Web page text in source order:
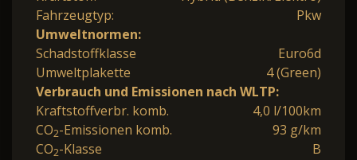
Fahrzeugtyp:
Pkw
Umweltnormen:
Schadstoffklasse
Euro6d
Umweltplakette
4 (Green)
Verbrauch und Emissionen nach WLTP:
Kraftstoffverbr. komb.
4,0 l/100km
CO2-Emissionen komb.
93 g/km
CO2-Klasse B